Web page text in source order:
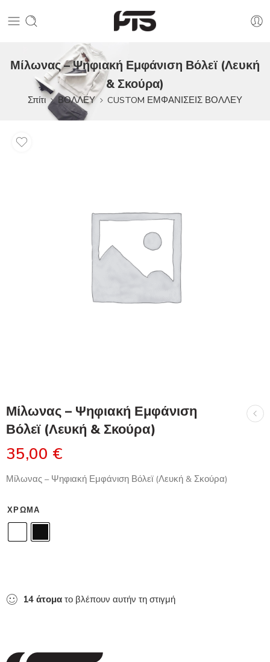
Μίλωνας – Ψηφιακή Εμφάνιση Βόλεϊ (Λευκή
& Σκούρα)
Σπίτι ΒΟΛΛΕΥ CUSTOM ΕΜΦΑΝΙΣΕΙΣ ΒΟΛΛΕΥ
Μίλωνας – Ψηφιακή Εμφάνιση
Βόλεϊ (Λευκή & Σκούρα)
35,00 €
Μίλωνας – Ψηφιακή Εμφάνιση Βόλεϊ (Λευκή & Σκούρα)
ΧΡΏΜΑ
14 άτομα το βλέπουν αυτήν τη στιγμή